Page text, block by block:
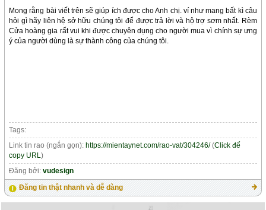
Mong rằng bài viết trên sẽ giúp ích được cho Anh chị. ví như mang bất kì câu
hỏi gì hãy liên hệ sở hữu chúng tôi để được trả lời và hộ trợ sơm nhất. Rèm
Cửa hoàng gia rất vui khi được chuyên dụng cho người mua vì chính sự ưng
ý của người dùng là sự thành công của chúng tôi.
Tags:
Link tin rao (ngắn gọn): https://mientaynet.com/rao-vat/304246/(Click để
copy URL)
Đăng bởi:vudesign
Đăng tin thật nhanh và dễ dàng